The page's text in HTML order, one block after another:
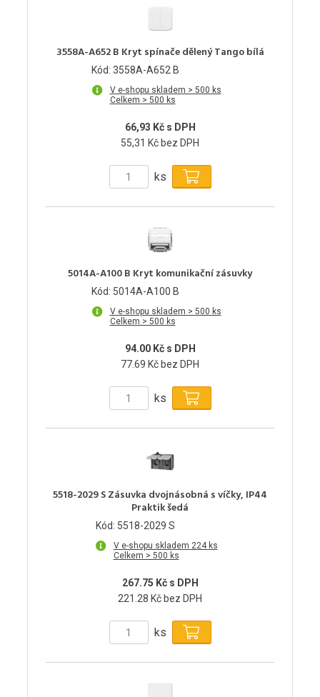
3558A-A652 B Kryt spínače dělený Tango bílá
Kód: 3558A-A652 B
V e-shopu skladem > 500 ks
Celkem > 500 ks
66,93 Kč s DPH
55,31 Kč bez DPH
ks
5014A-A100 B Kryt komunikační zásuvky
Kód: 5014A-A100 B
V e-shopu skladem > 500 ks
Celkem > 500 ks
94.00 Kč s DPH
77.69 Kč bez DPH
ks
5518-2029 S Zásuvka dvojnásobná s víčky, IP44
Praktik šedá
Kód: 5518-2029 S
V e-shopu skladem 224 ks
Celkem > 500 ks
267.75 Kč s DPH
221.28 Kč bez DPH
ks